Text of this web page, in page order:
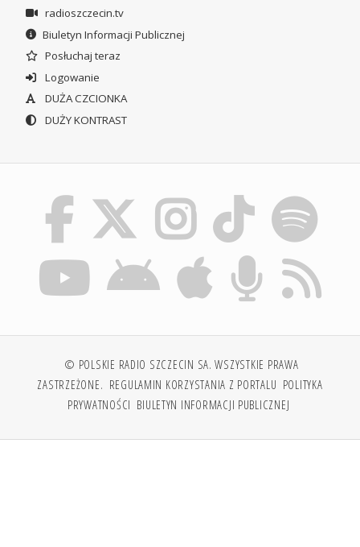
radioszczecin.tv
Biuletyn Informacji Publicznej
Posłuchaj teraz
Logowanie
DUŻA CZCIONKA
DUŻY KONTRAST
© POLSKIE RADIO SZCZECIN SA. WSZYSTKIE PRAWA
ZASTRZEŻONE. REGULAMIN KORZYSTANIA Z PORTALU POLITYKA
PRYWATNOŚCI BIULETYN INFORMACJI PUBLICZNEJ